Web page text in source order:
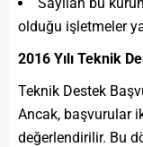
olduğu işletmeler
2016 Yılı Teknik
Teknik Destek
Ancak, başvurular
değerlendirilir. Bu